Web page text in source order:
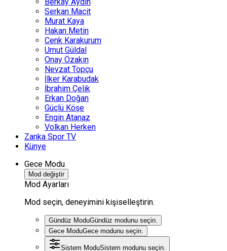
Serkan Macit
Murat Kaya
Hakan Metin
Cenk Karakurum
Umut Güldal
Onay Özakın
Nevzat Topçu
İlker Karabudak
İbrahim Çelik
Erkan Doğan
Güçlü Köşe
Engin Atanaz
Volkan Herken
Zanka Spor TV
Künye
Gece Modu
Mod değiştir
Mod Ayarları
Mod seçin, deneyimini kişiselleştirin.
Gündüz ModuGündüz modunu seçin.
Gece ModuGece modunu seçin.
Sistem ModuSistem modunu seçin.